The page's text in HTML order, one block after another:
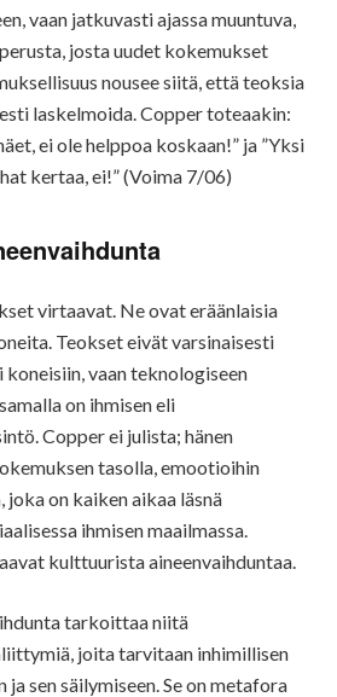
vaan jatkuvasti ajassa muuntuva,
josta uudet kokemukset
nousee siitä, että teoksia
laskelmoida. Copper toteaakin:
ei ole helppoa koskaan!” ja ”Yksi
kertaa, ei!” (Voima 7/06)
virtaavat. Ne ovat eräänlaisia
Teokset eivät varsinaisesti
vaan teknologiseen
on ihmisen eli
Copper ei julista; hänen
tasolla, emootioihin
on kaiken aikaa läsnä
ihmisen maailmassa.
kulttuurista aineenvaihduntaa.
tarkoittaa niitä
joita tarvitaan inhimillisen
sen säilymiseen. Se on metafora